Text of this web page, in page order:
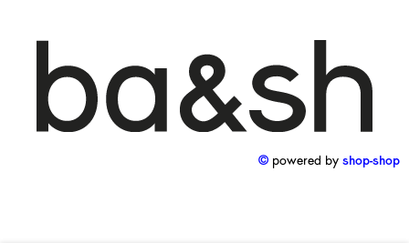
powered by shop-shop ©️